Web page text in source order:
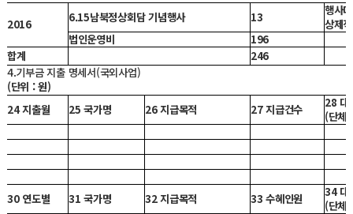
2016 6.15남북정상회담 기념행사 13
행사
상제
법인운영비
196
합계
246
4.기부금 지출 명세서(국외사업)
(단위 : 원)
24 지출월
25 국가명 26 지급목적 27 지급건수
28 대
(단체
30 연도별 31 국가명 32 지급목적 33 수혜인원
34 대
(단체